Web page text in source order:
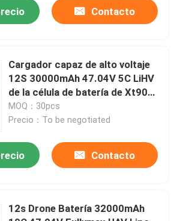
Contacto
Cargador capaz de alto voltaje
12S 30000mAh 47.04V 5C LiHV
de la célula de batería de Xt90
Lipo
MOQ：30pcs
Precio：To be negotiated
Contacto
12s Drone Batería 32000mAh